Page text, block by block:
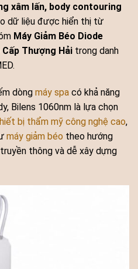
xâm lấn, body contouring
dữ liệu được hiển thị từ
Máy Giảm Béo Diode
Thượng Hải trong danh
dòng máy spa có khả năng
Bilens 1060nm là lựa chọn
bị thẩm mỹ công nghệ cao,
máy giảm béo theo hướng
thông và dễ xây dựng